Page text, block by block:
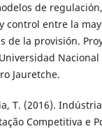
de
control entre la
de la provisión.
Nacional
Jauretche.
T. (2016).
Competitiva e